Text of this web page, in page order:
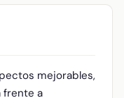
mejorables,
frente a